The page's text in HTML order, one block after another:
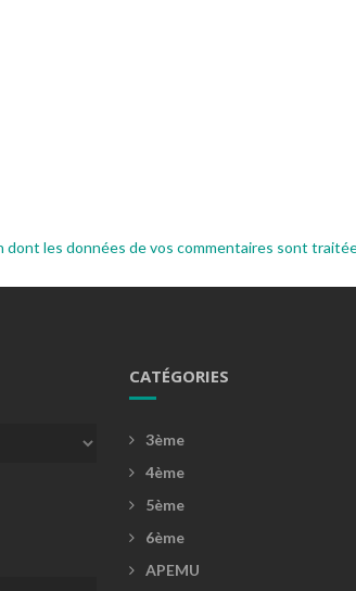
dont les données de vos commentaires sont
CATÉGORIES
3ème
4ème
5ème
6ème
APEMU